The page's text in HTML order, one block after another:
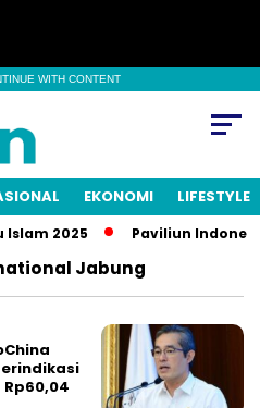
WITH CONTENT
EKONOMI LIFESTYLE
2025 Paviliun
Jabung